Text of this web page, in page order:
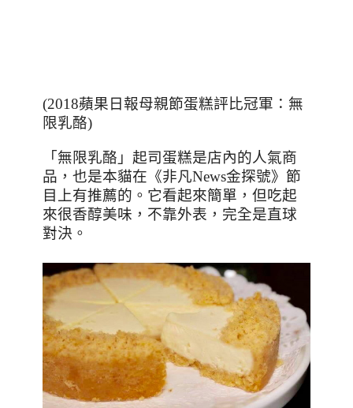
(2018蘋果日報母親節蛋糕評比冠軍：無
限乳酪)
「無限乳酪」起司蛋糕是店內的人氣商
品，也是本貓在《非凡News金探號》節
目上有推薦的。它看起來簡單，但吃起
來很香醇美味，不靠外表，完全是直球
對決。